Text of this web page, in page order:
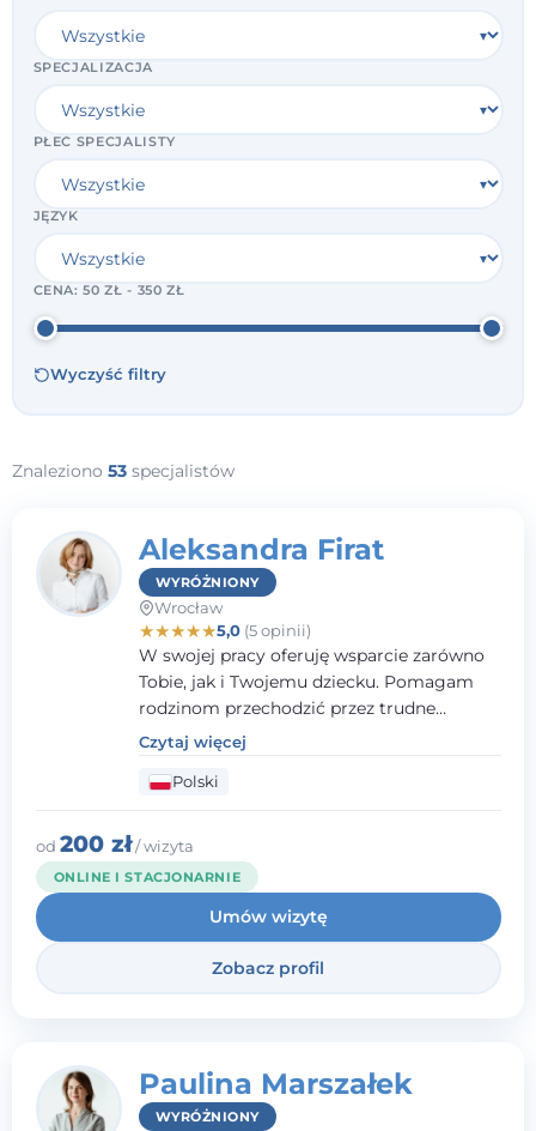
SPECJALIZACJA
PŁEĆ SPECJALISTY
JĘZYK
CENA:50 ZŁ - 350 ZŁ
Wyczyść filtry
Znaleziono 53 specjalistów
Aleksandra Firat
WYRÓŻNIONY
Wrocław
★★★★★5,0(5 opinii)
W swojej pracy oferuję wsparcie zarówno
Tobie, jak i Twojemu dziecku. Pomagam
rodzinom przechodzić przez trudne
momenty, opierając współpracę na
wzajemnym zaufaniu i otwartej
komunikacji. Posiadam doświadczenie w
pracy z dziećmi i młodzieżą mierzącymi się
z różnorodnymi trudnościami
emocjonalnymi oraz rozwojowymi.
Czytaj więcej
Polski
od 200 zł/ wizyta
ONLINE I STACJONARNIE
Umów wizytę
Zobacz profil
Paulina Marszałek
WYRÓŻNIONY